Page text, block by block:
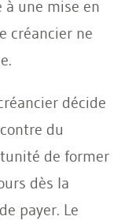
une mise en
créancier ne
décide
du
de former
dès la
payer. Le